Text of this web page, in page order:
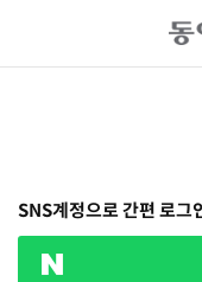
SNS계정으로 간편 로그